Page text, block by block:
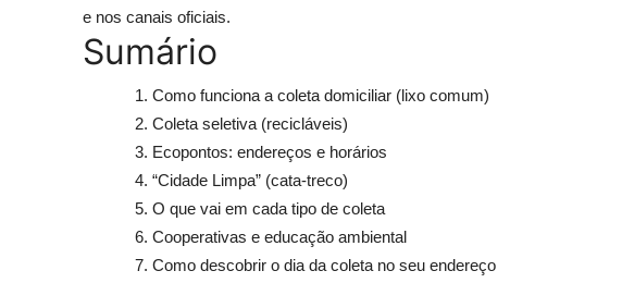
e nos canais oficiais.
Sumário
Como funciona a coleta domiciliar (lixo comum)
Coleta seletiva (recicláveis)
Ecopontos: endereços e horários
“Cidade Limpa” (cata-treco)
O que vai em cada tipo de coleta
Cooperativas e educação ambiental
Como descobrir o dia da coleta no seu endereço